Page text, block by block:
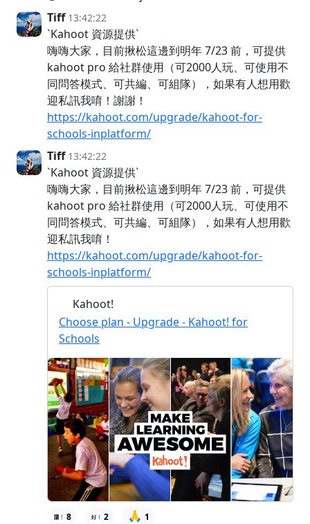
Tiff 13:42:22
`Kahoot 資源提供`
嗨嗨大家，目前揪松這邊到明年 7/23 前，可提供
kahoot pro 給社群使用（可2000人玩、可使用不
同問答模式、可共編、可組隊），如果有人想用歡
迎私訊我唷！謝謝！
https://kahoot.com/upgrade/kahoot-for-
schools-inplatform/
Tiff 13:42:22
`Kahoot 資源提供`
嗨嗨大家，目前揪松這邊到明年 7/23 前，可提供
kahoot pro 給社群使用（可2000人玩、可使用不
同問答模式、可共編、可組隊），如果有人想用歡
迎私訊我唷！
https://kahoot.com/upgrade/kahoot-for-
schools-inplatform/
Kahoot!
Choose plan - Upgrade - Kahoot! for
Schools
8 2 🙏 1